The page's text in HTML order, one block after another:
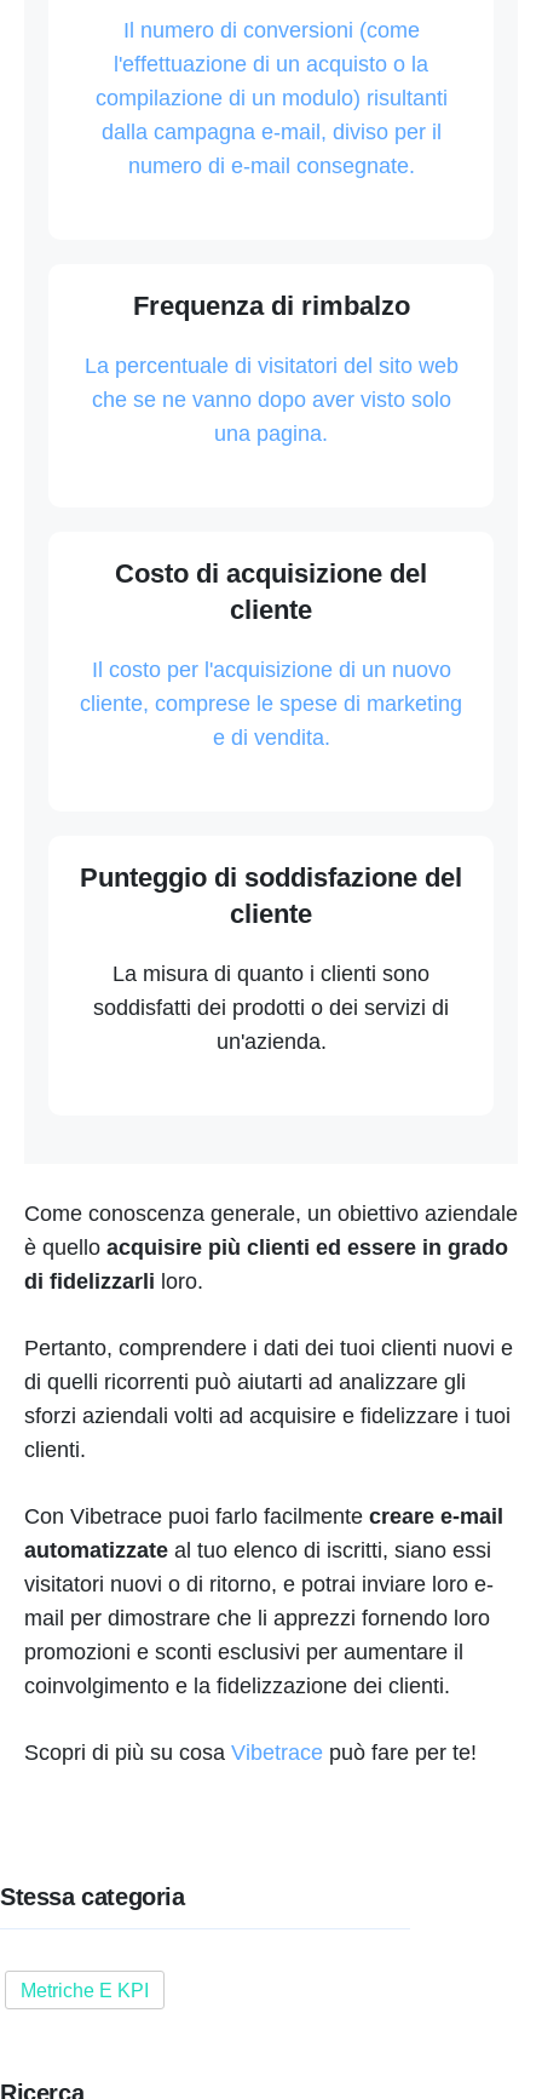
Il numero di conversioni (come
l'effettuazione di un acquisto o la
compilazione di un modulo) risultanti
dalla campagna e-mail, diviso per il
numero di e-mail consegnate.
Frequenza di rimbalzo
La percentuale di visitatori del sito web
che se ne vanno dopo aver visto solo
una pagina.
Costo di acquisizione del
cliente
Il costo per l'acquisizione di un nuovo
cliente, comprese le spese di marketing
e di vendita.
Punteggio di soddisfazione del
cliente
La misura di quanto i clienti sono
soddisfatti dei prodotti o dei servizi di
un'azienda.
Come conoscenza generale, un obiettivo aziendale
è quello acquisire più clienti ed essere in grado
di fidelizzarli loro.
Pertanto, comprendere i dati dei tuoi clienti nuovi e
di quelli ricorrenti può aiutarti ad analizzare gli
sforzi aziendali volti ad acquisire e fidelizzare i tuoi
clienti.
Con Vibetrace puoi farlo facilmente creare e-mail
automatizzate al tuo elenco di iscritti, siano essi
visitatori nuovi o di ritorno, e potrai inviare loro e-
mail per dimostrare che li apprezzi fornendo loro
promozioni e sconti esclusivi per aumentare il
coinvolgimento e la fidelizzazione dei clienti.
Scopri di più su cosa Vibetrace può fare per te!
Stessa categoria
Metriche E KPI
Ricerca